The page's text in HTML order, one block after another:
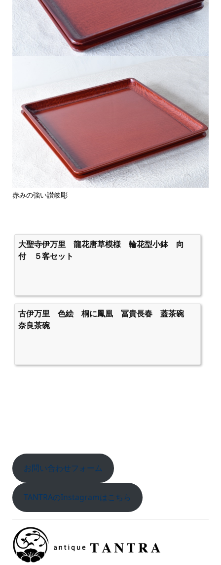
赤みの強い讃岐彫
大聖寺伊万里 龍花唐草模様 輪花型小鉢 向
付 ５客セット
古伊万里 色絵 桐に鳳凰 冨貴長春 蓋茶碗
奈良茶碗
お問い合わせフォーム
TANTRAのInstagramはこちら